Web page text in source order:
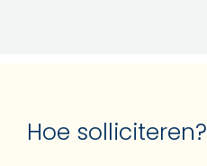
Hoe solliciteren?